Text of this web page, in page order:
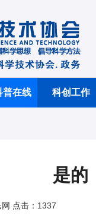
普在线 科创工作
是的
点击：1337